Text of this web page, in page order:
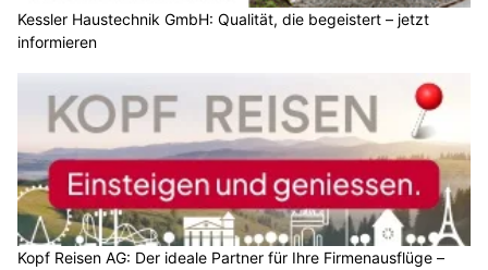
Kessler Haustechnik GmbH: Qualität, die begeistert – jetzt
informieren
Kopf Reisen AG: Der ideale Partner für Ihre Firmenausflüge –